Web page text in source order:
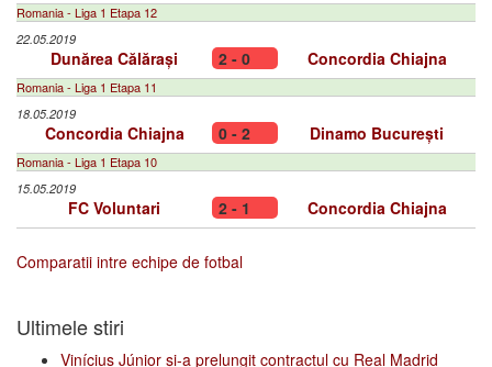
Romania - Liga 1 Etapa 12
22.05.2019
Dunărea Călărași 2 - 0 Concordia Chiajna
Romania - Liga 1 Etapa 11
18.05.2019
Concordia Chiajna 0 - 2 Dinamo București
Romania - Liga 1 Etapa 10
15.05.2019
FC Voluntari 2 - 1 Concordia Chiajna
Comparatii intre echipe de fotbal
Ultimele stiri
Vinícius Júnior și-a prelungit contractul cu Real Madrid